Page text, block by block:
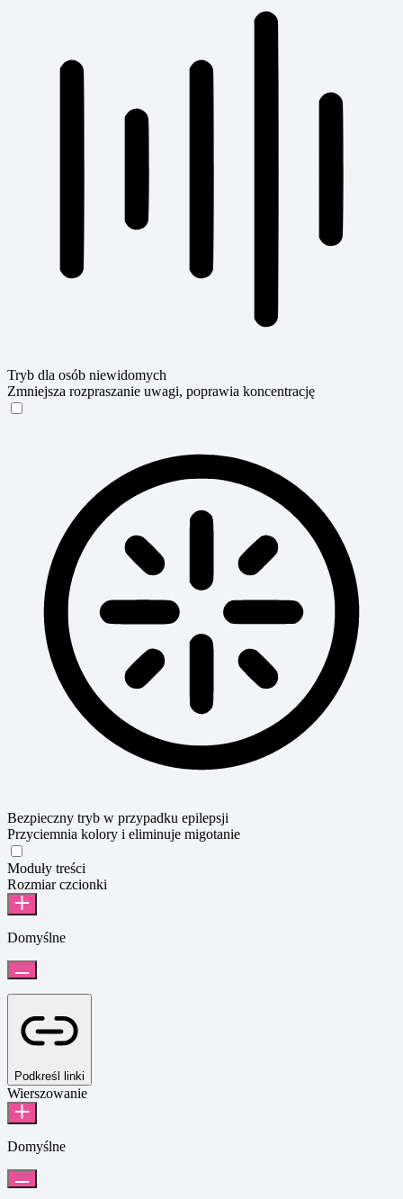
Tryb dla osób niewidomych
Zmniejsza rozpraszanie uwagi, poprawia koncentrację
Bezpieczny tryb w przypadku epilepsji
Przyciemnia kolory i eliminuje migotanie
Moduły treści
Rozmiar czcionki
Domyślne
Podkreśl linki
Wierszowanie
Domyślne